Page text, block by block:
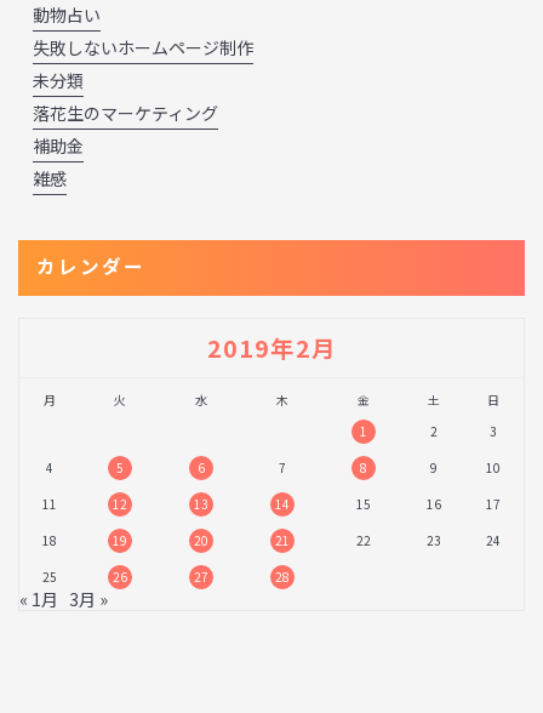
動物占い
失敗しないホームページ制作
未分類
落花生のマーケティング
補助金
雑感
カレンダー
2019年2月
月 火 水 木 金 土
日
1
2
3
4
5 6 7 8 9
10
11
12 13 14 15 16
17
18
19 20 21 22 23
24
25
26 27 28
« 1月 3月 »